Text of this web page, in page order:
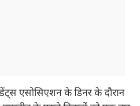
एसोसिएशन के डिनर के दौरान